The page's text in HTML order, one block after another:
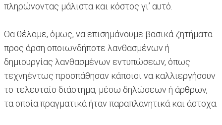
πληρώνοντας μάλιστα και κόστος γι’ αυτό.
Θα θέλαμε, όμως, να επισημάνουμε βασικά ζητήματα
προς άρση οποιωνδήποτε λανθασμένων ή
δημιουργίας λανθασμένων εντυπώσεων, όπως
τεχνηέντως προσπάθησαν κάποιοι να καλλιεργήσουν
το τελευταίο διάστημα, μέσω δηλώσεων ή άρθρων,
τα οποία πραγματικά ήταν παραπλανητικά και άστοχα.